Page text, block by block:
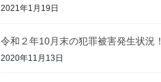
2021年1月19日
令和２年10月末の犯罪被害発生状況！
2020年11月13日